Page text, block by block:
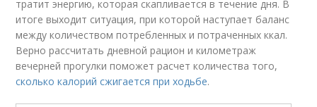
тратит энергию, которая скапливается в течение дня. В
итоге выходит ситуация, при которой наступает баланс
между количеством потребленных и потраченных ккал.
Верно рассчитать дневной рацион и километраж
вечерней прогулки поможет расчет количества того,
сколько калорий сжигается при ходьбе.